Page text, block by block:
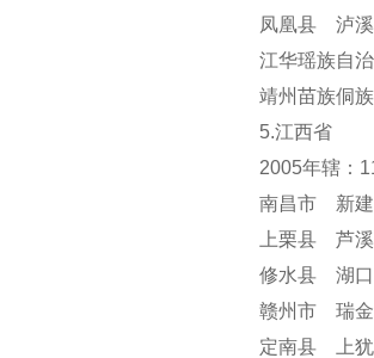
凤凰县 泸
江华瑶族自
靖州苗族侗
5.江西省
2005年辖：
南昌市 新
上栗县 芦
修水县 湖
赣州市 瑞
定南县 上